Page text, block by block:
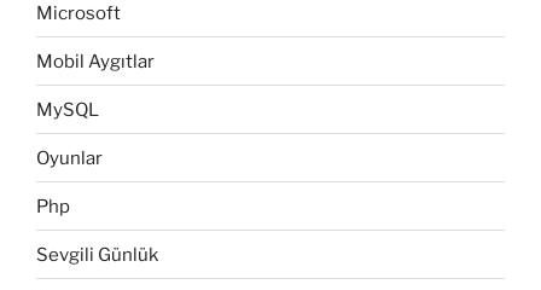
Microsoft
Mobil Aygıtlar
MySQL
Oyunlar
Php
Sevgili Günlük